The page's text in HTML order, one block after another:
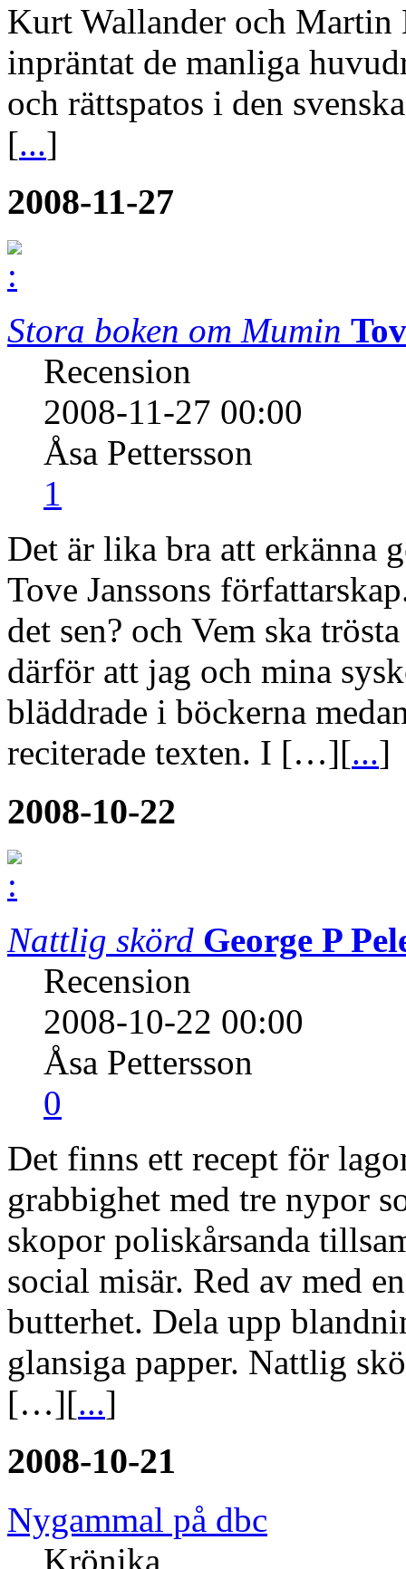
Kurt Wallander och
inpräntat de manliga
och rättspatos i den
[...]
2008-11-27
Stora boken om Mumin
Recension
2008-11-27 00:00
Åsa Pettersson
1
Det är lika bra att erkänna
Tove Janssons
det sen? och Vem ska
därför att jag och mina
bläddrade i böckerna
reciterade texten. I […][...]
2008-10-22
Nattlig skörd George P
Recension
2008-10-22 00:00
Åsa Pettersson
0
Det finns ett recept för
grabbighet med tre nypor
skopor poliskårsanda
social misär. Red av med
butterhet. Dela upp
glansiga papper. Nattlig
[…][...]
2008-10-21
Nygammal på dbc
Krönika